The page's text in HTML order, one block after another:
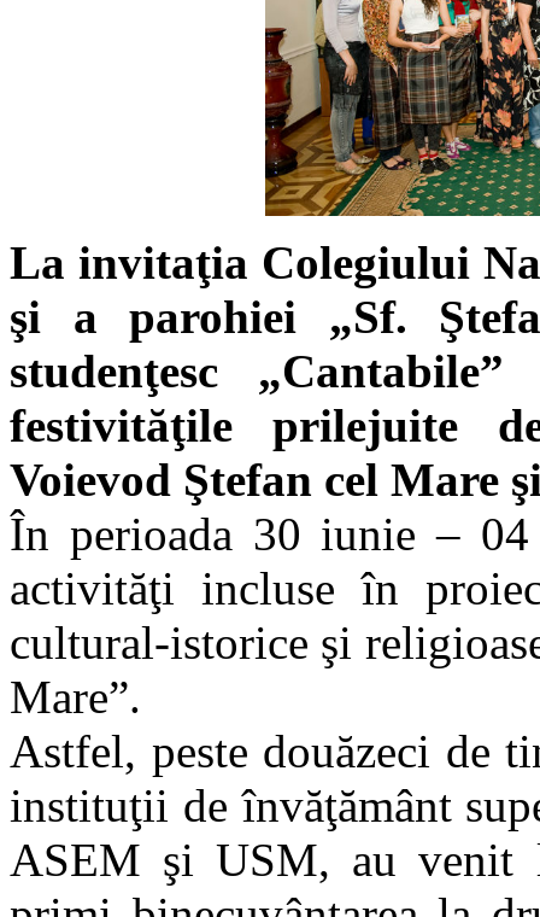
La invitaţia Colegiului
şi a parohiei „Sf.
studenţesc
festivităţile prilejuite
Voievod Ştefan cel Mare
În perioada 30 iunie –
activităţi incluse în
cultural-istorice şi
Mare”.
Astfel, peste douăzeci de
instituţii de învăţământ
ASEM şi USM, au venit